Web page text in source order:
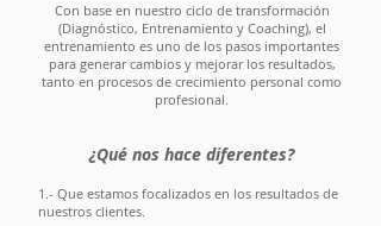
Con base en nuestro ciclo de transformación
(Diagnóstico, Entrenamiento y Coaching), el
entrenamiento es uno de los pasos importantes
para generar cambios y mejorar los resultados,
tanto en procesos de crecimiento personal como
profesional.
¿Qué nos hace diferentes?
1.- Que estamos focalizados en los resultados de
nuestros clientes.